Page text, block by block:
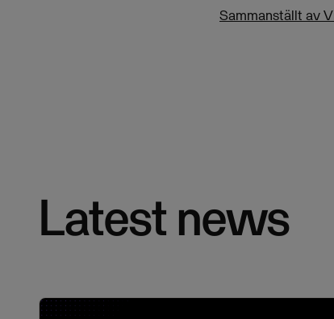
Sammanställt av
Latest news